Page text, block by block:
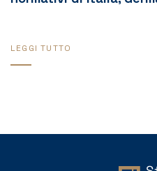
LEGGI TUTTO